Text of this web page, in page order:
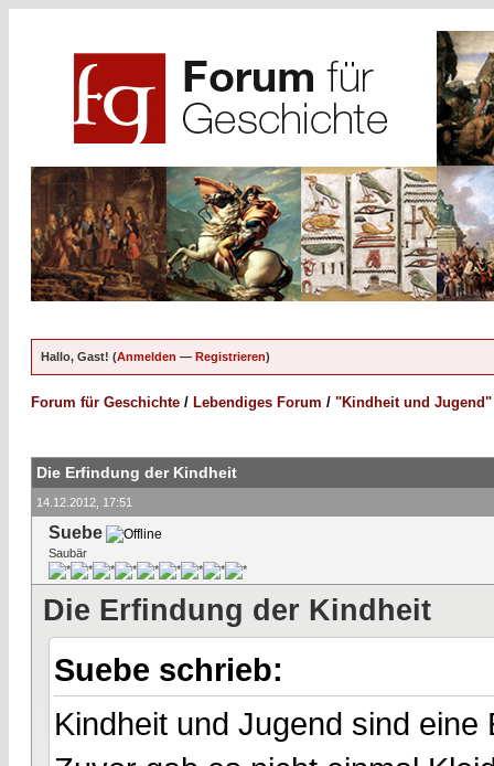
Hallo, Gast! (Anmelden — Registrieren)
Forum für Geschichte / Lebendiges Forum / "Kindheit und
Die Erfindung der Kindheit
14.12.2012, 17:51
Suebe
Saubär
Die Erfindung der Kindheit
Suebe schrieb:
Kindheit und Jugend sind